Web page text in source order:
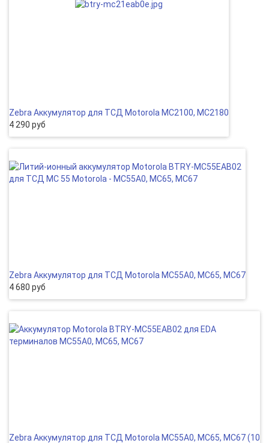
Zebra Аккумулятор для ТСД Motorola MC2100, MC2180
4 290 руб
Zebra Аккумулятор для ТСД Motorola MC55A0, MC65, MC67
4 680 руб
Zebra Аккумулятор для ТСД Motorola MC55A0, MC65, MC67 (10